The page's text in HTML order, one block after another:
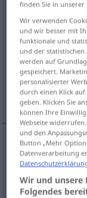
Übersicht
(Für mehr Details
Kochen,
Brennen
Kochenn
Garen n
finden Sie in
Wir verwenden
und wir besser mit
funktionale und
und der
werden auf
gespeichert.
personalisierter
durch einen Klick
geben. Klicken Sie
können Ihre
Webseite
und den
Button „Mehr
Datenverarbeitung
Wir und unsere
Folgendes